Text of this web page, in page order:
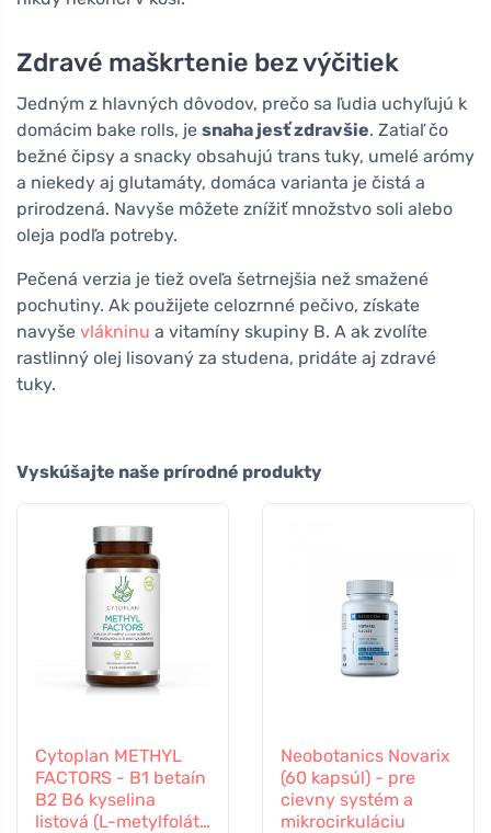
Zdravé maškrtenie bez výčitiek
Jedným z hlavných dôvodov, prečo sa ľudia uchyľujú k
domácim bake rolls, je snaha jesť zdravšie. Zatiaľ čo
bežné čipsy a snacky obsahujú trans tuky, umelé arómy
a niekedy aj glutamáty, domáca varianta je čistá a
prirodzená. Navyše môžete znížiť množstvo soli alebo
oleja podľa potreby.
Pečená verzia je tiež oveľa šetrnejšia než smažené
pochutiny. Ak použijete celozrnné pečivo, získate
navyše vlákninu a vitamíny skupiny B. A ak zvolíte
rastlinný olej lisovaný za studena, pridáte aj zdravé
tuky.
Vyskúšajte naše prírodné produkty
Cytoplan METHYL
FACTORS - B1 betaín
B2 B6 kyselina
listová (L-metylfolát)
Neobotanics Novarix
(60 kapsúl) - pre
cievny systém a
mikrocirkuláciu